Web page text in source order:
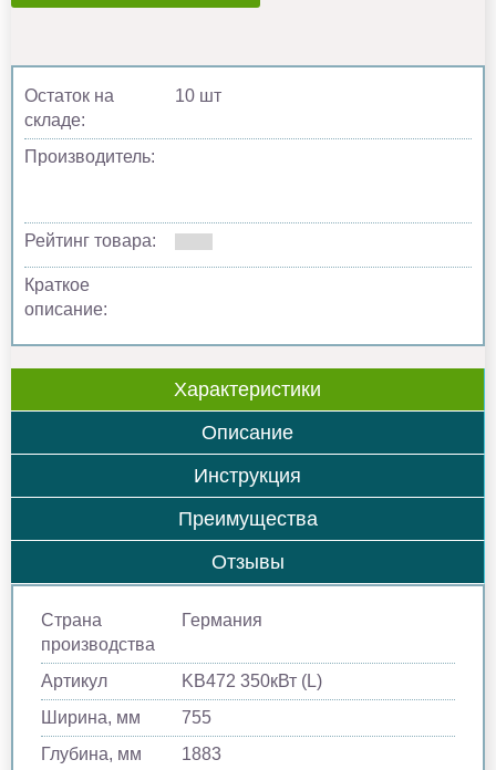
Остаток на
складе:
10 шт
Производитель:
Рейтинг товара:
Краткое
описание:
Характеристики
Описание
Инструкция
Преимущества
Отзывы
Страна
производства
Германия
Артикул
KB472 350кВт (L)
Ширина, мм
755
Глубина, мм
1883